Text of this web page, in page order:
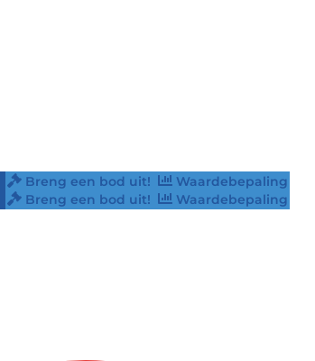
Breng een bod uit!
Waardebepaling
Breng een bod uit! Waardebepaling